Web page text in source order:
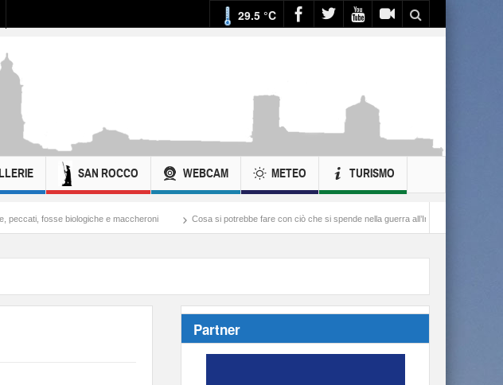
29.5 °C
SAN ROCCO WEBCAM METEO TURISMO
e maccheroni Cosa si potrebbe fare con ciò che si spende nella guerra all’Iran Balordi e “andatura
Partner